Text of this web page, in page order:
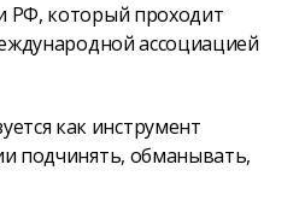
РФ, который проходит
ассоциацией
как инструмент
подчинять, обманывать,